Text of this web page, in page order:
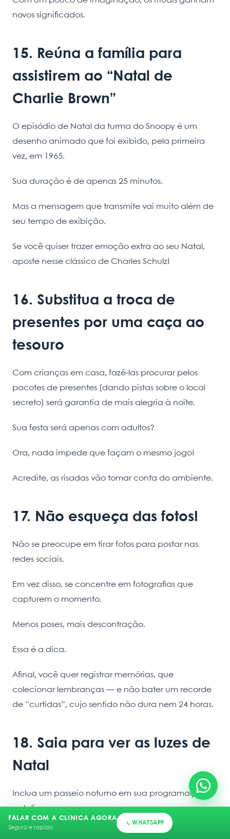
novos significados.
15. Reúna a família para
assistirem ao “Natal de
Charlie Brown”
O episódio de Natal da turma do Snoopy é um
desenho animado que foi exibido, pela primeira
vez, em 1965.
Sua duração é de apenas 25 minutos.
Mas a mensagem que transmite vai muito além de
seu tempo de exibição.
Se você quiser trazer emoção extra ao seu Natal,
aposte nesse clássico de Charles Schulz!
16. Substitua a troca de
presentes por uma caça ao
tesouro
Com crianças em casa, fazê-las procurar pelos
pacotes de presentes (dando pistas sobre o local
secreto) será garantia de mais alegria à noite.
Sua festa será apenas com adultos?
Ora, nada impede que façam o mesmo jogo!
Acredite, as risadas vão tomar conta do ambiente.
17. Não esqueça das fotos!
Não se preocupe em tirar fotos para postar nas
redes sociais.
Em vez disso, se concentre em fotografias que
capturem o momento.
Menos poses, mais descontração.
Essa é a dica.
Afinal, você quer registrar memórias, que
colecionar lembranças — e não bater um recorde
de “curtidas”, cujo sentido não dura nem 24 horas.
18. Saia para ver as luzes de
Natal
Inclua um passeio noturno em sua programação
natalina.
As casas da vizinhança ou um ponto turístico da
FALAR COM A CLINICA AGORA
Seguro e rapido
WHATSAPP